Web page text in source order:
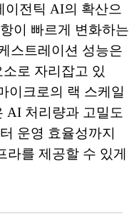
이전틱 AI의 확산으
이 빠르게 변화하는
스트레이션 성능은
로 자리잡고 있
이크로의 랙 스케일
AI 처리량과 고밀도
운영 효율성까지
라를 제공할 수 있게